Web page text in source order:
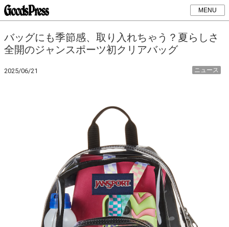
MENU
バッグにも季節感、取り入れちゃう？夏らしさ
全開のジャンスポーツ初クリアバッグ
2025/06/21 ニュース